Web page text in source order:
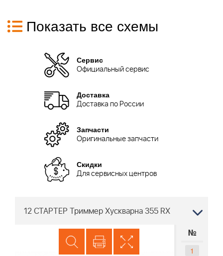
Показать все схемы
Сервис
Официальный сервис
Доставка
Доставка по России
Запчасти
Оригинальные запчасти
Скидки
Для сервисных центров
12 СТАРТЕР Триммер Хускварна 355 RX
№
1